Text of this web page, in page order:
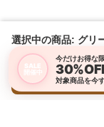
SALE
開催中
今だけお得な
対象商品を今
選択中の商品: グリ